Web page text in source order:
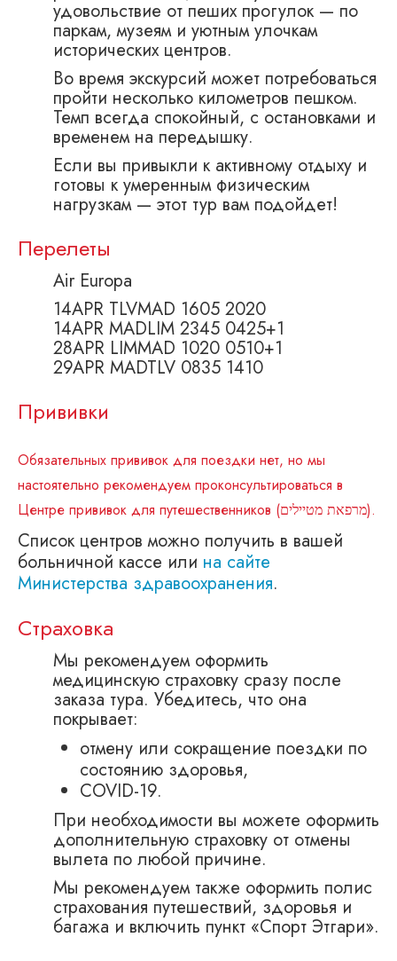
удовольствие от пеших прогулок — по
паркам, музеям и уютным улочкам
исторических центров.
Во время экскурсий может потребоваться
пройти несколько километров пешком.
Темп всегда спокойный, с остановками и
временем на передышку.
Если вы привыкли к активному отдыху и
готовы к умеренным физическим
нагрузкам — этот тур вам подойдет!
Перелеты
Air Europa
14APR TLVMAD 1605 2020
14APR MADLIM 2345 0425+1
28APR LIMMAD 1020 0510+1
29APR MADTLV 0835 1410
Прививки
Обязательных прививок для поездки нет, но мы
настоятельно рекомендуем проконсультироваться в
Центре прививок для путешественников (מרפאת מטיילים).
Список центров можно получить в вашей
больничной кассе или на сайте
Министерства здравоохранения.
Страховка
Мы рекомендуем оформить
медицинскую страховку сразу после
заказа тура. Убедитесь, что она
покрывает:
отмену или сокращение поездки по
состоянию здоровья,
COVID-19.
При необходимости вы можете оформить
дополнительную страховку от отмены
вылета по любой причине.
Мы рекомендуем также оформить полис
страхования путешествий, здоровья и
багажа и включить пункт «Спорт Этгари».